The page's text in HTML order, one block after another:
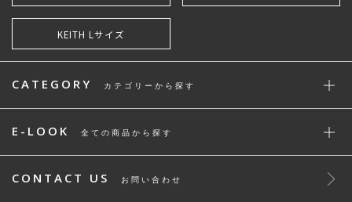
KEITH Lサイズ
CATEGORY カテゴリーから探す
E-LOOK 全ての商品から探す
CONTACT US お問い合わせ